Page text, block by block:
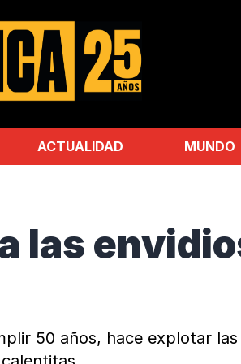
ACTUALIDAD MUNDO
las
50 años, hace explotar